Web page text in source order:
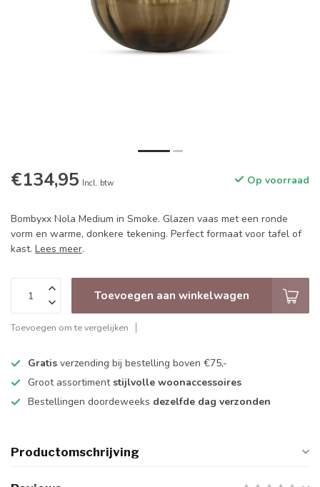
€134,95 Incl. btw Op voorraad
Bombyxx Nola Medium in Smoke. Glazen vaas met een ronde
vorm en warme, donkere tekening. Perfect formaat voor tafel of
kast. Lees meer.
Toevoegen aan winkelwagen
Toevoegen om te vergelijken
Gratis verzending bij bestelling boven €75,-
Groot assortiment stijlvolle woonaccessoires
Bestellingen doordeweeks dezelfde dag verzonden
Productomschrijving